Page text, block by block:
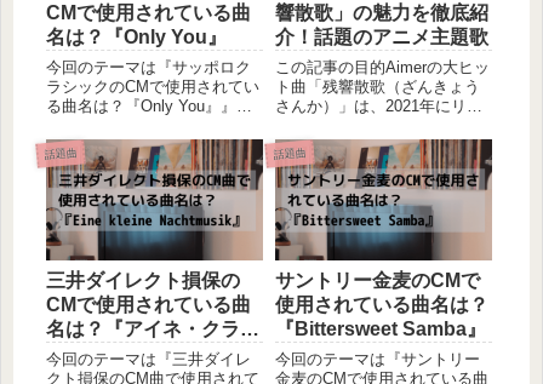
CMで使用されている曲
名は？『Only You』
今回のテーマは『サッポロク
ラシックのCMで使用されてい
る曲名は？『Only You』』で
サッポロクラシックで使用さ
れているCM曲について、ご紹
介していきたいと思います。
CM概要2020年7月より放映開
始。ジャニーズ...
響散歌」の魅力を徹底紹
介！話題のアニメ主題歌
この記事の目的Aimerの大ヒッ
ト曲「残響散歌（ざんきょう
さんか）」は、2021年にリリ
ンや音楽好きの間で爆発的な
人気を誇っています。本記事
では、「Aimer 残響散歌」の
魅力や背景、Aimerというアー
ティストの...
話題曲
三井ダイレクト損保の
CMで使用されている曲
名は？『アイネ・クライ
ネ・ナハトムジーク』
今回のテーマは『三井ダイレ
クト損保のCM曲で使用されて
話題曲
サントリー金麦のCMで
使用されている曲名は？
『Bittersweet Samba』
今回のテーマは『サントリー
金麦のCMで使用されている曲